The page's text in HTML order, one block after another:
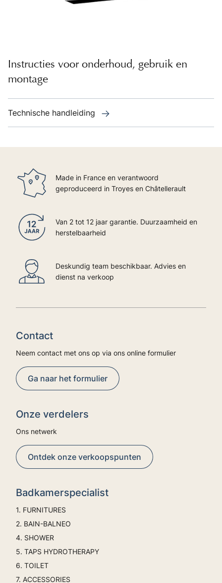
Instructies voor onderhoud, gebruik en
montage
Technische handleiding
Made in France en verantwoord
geproduceerd in Troyes en Châtellerault
Van 2 tot 12 jaar garantie. Duurzaamheid en
herstelbaarheid
Deskundig team beschikbaar. Advies en
dienst na verkoop
Contact
Neem contact met ons op via ons online formulier
Ga naar het formulier
Onze verdelers
Ons netwerk
Ontdek onze verkoopspunten
Badkamerspecialist
1. FURNITURES
2. BAIN-BALNEO
4. SHOWER
5. TAPS HYDROTHERAPY
6. TOILET
7. ACCESSORIES